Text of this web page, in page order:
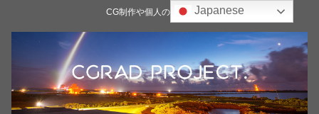
CG制作や個人の雑記ブログJapanese